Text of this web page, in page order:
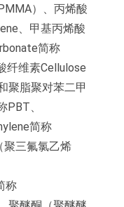
）、丙烯酸
、甲基丙烯酸
简称
纤维素Cellulose
聚脂聚对苯二甲
、
简称
聚三氟氯乙烯
称